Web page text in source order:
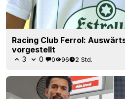
Racing Club Ferrol:
vorgestellt
3 0 0 96 2 Std.